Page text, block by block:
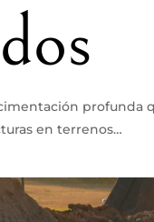
profunda
en terrenos…